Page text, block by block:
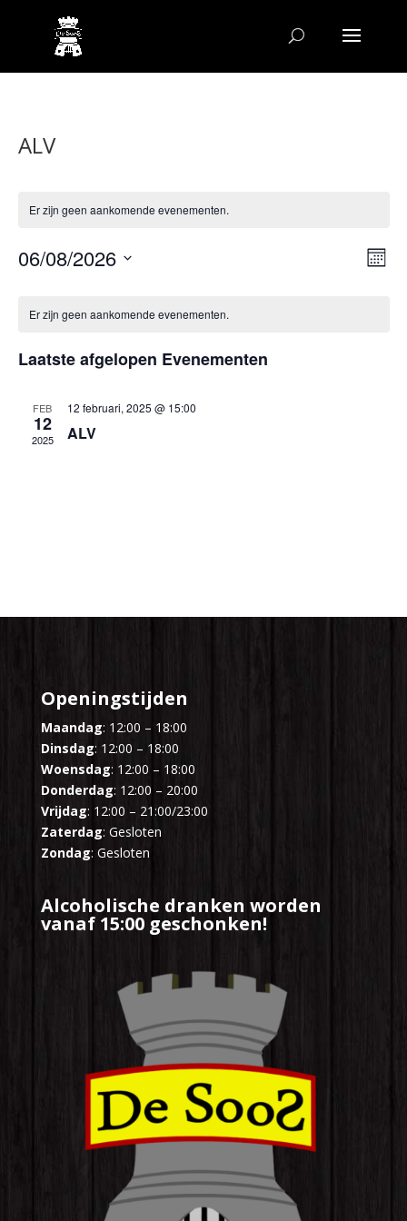
ALV
Er zijn geen aankomende evenementen.
Maand
06/08/2026
datum.
van
Evenementen
Er zijn geen aankomende evenementen.
Laatste afgelopen Evenementen
FEB
12
2025
12 februari, 2025 @ 15:00
ALV
Openingstijden
Maandag: 12:00 – 18:00
Dinsdag: 12:00 – 18:00
Woensdag: 12:00 – 18:00
Donderdag: 12:00 – 20:00
Vrijdag: 12:00 – 21:00/23:00
Zaterdag: Gesloten
Zondag: Gesloten
Alcoholische dranken worden
vanaf 15:00 geschonken!